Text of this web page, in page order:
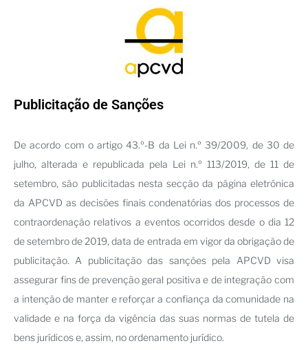
Publicitação de Sanções
De acordo com o artigo 43.º-B da Lei n.º 39/2009, de 30 de
julho, alterada e republicada pela Lei n.º 113/2019, de 11 de
setembro, são publicitadas nesta secção da página eletrónica
da APCVD as decisões finais condenatórias dos processos de
contraordenação relativos a eventos ocorridos desde o dia 12
de setembro de 2019, data de entrada em vigor da obrigação de
publicitação. A publicitação das sanções pela APCVD visa
assegurar fins de prevenção geral positiva e de integração com
a intenção de manter e reforçar a confiança da comunidade na
validade e na força da vigência das suas normas de tutela de
bens jurídicos e, assim, no ordenamento jurídico.